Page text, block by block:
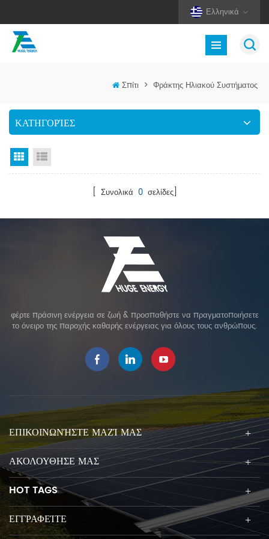
Ελληνικά
Σπίτι > Φράκτης Ηλιακού Συστήματος
ΚΑΤΗΓΟΡΊΕΣ
Προβολή πλέγματος
[ Συνολικά 0σελίδες]
φέρτε πράσινη ενέργεια σε ζωή & προσπαθήστε να πραγματοποιήσετε
το όνειρο της παροχής καθαρής ενέργειας για όλους τους ανθρώπους.
ΕΠΙΚΟΙΝΩΝΉΣΤΕ ΜΑΖΊ ΜΑΣ
ΑΚΟΛΟΥΘΗΣΕ ΜΑΣ
HOT TAGS
ΕΓΓΡΑΦΕΊΤΕ